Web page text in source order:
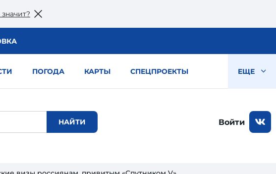
ПОГОДА КАРТЫ СПЕЦПРОЕКТЫ ЕЩЕ
Войти